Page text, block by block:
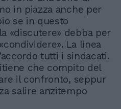
in piazza anche per
se in questo
«discutere» debba per
La linea
tutti i sindacati.
che compito del
il confronto, seppur
salire anzitempo